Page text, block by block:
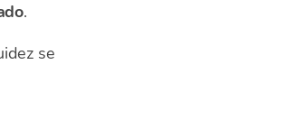
.
se